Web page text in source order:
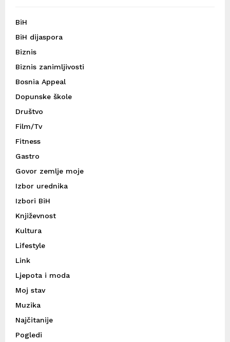
BiH
BiH dijaspora
Biznis
Biznis zanimljivosti
Bosnia Appeal
Dopunske škole
Društvo
Film/Tv
Fitness
Gastro
Govor zemlje moje
Izbor urednika
Izbori BiH
Književnost
Kultura
Lifestyle
Link
Ljepota i moda
Moj stav
Muzika
Najčitanije
Pogledi